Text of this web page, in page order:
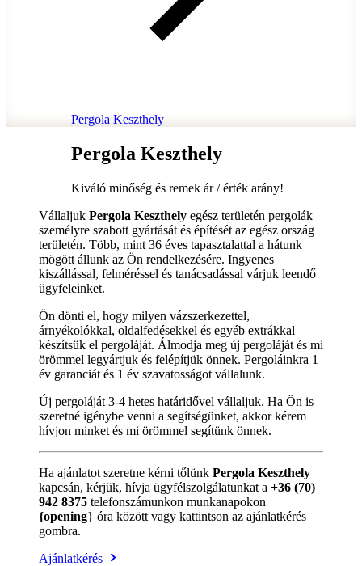
Pergola Keszthely
Pergola Keszthely
Kiváló minőség és remek ár / érték arány!
Vállaljuk Pergola Keszthely egész területén pergolák
személyre szabott gyártását és építését az egész ország
területén. Több, mint 36 éves tapasztalattal a hátunk
mögött állunk az Ön rendelkezésére. Ingyenes
kiszállással, felméréssel és tanácsadással várjuk leendő
ügyfeleinket.
Ön dönti el, hogy milyen vázszerkezettel,
árnyékolókkal, oldalfedésekkel és egyéb extrákkal
készítsük el pergoláját. Álmodja meg új pergoláját és mi
örömmel legyártjuk és felépítjük önnek. Pergoláinkra 1
év garanciát és 1 év szavatosságot vállalunk.
Új pergoláját 3-4 hetes határidővel vállaljuk. Ha Ön is
szeretné igénybe venni a segítségünket, akkor kérem
hívjon minket és mi örömmel segítünk önnek.
Ha ajánlatot szeretne kérni tőlünk Pergola Keszthely
kapcsán, kérjük, hívja ügyfélszolgálatunkat a +36 (70)
942 8375 telefonszámunkon munkanapokon
{opening} óra között vagy kattintson az ajánlatkérés
gombra.
Ajánlatkérés